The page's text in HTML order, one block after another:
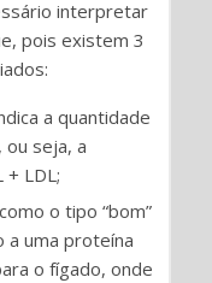
interpretar
pois existem 3
a quantidade
seja, a
LDL;
o tipo “bom”
a uma proteína
o fígado, onde